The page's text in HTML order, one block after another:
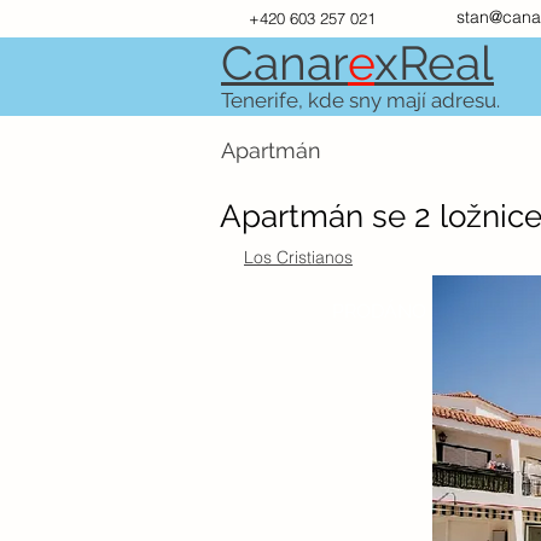
+420 603 257 021
CanarexReal
Tenerife, kde sny mají adresu.
Apartmán
Apartmán se 2
Los Cristianos